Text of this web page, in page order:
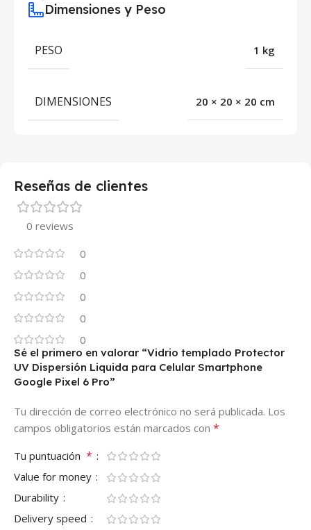
Dimensiones y Peso
PESO 1 kg
DIMENSIONES 20 × 20 × 20 cm
Reseñas de clientes
0 reviews
0
0
0
0
0
Sé el primero en valorar “Vidrio templado Protector
UV Dispersión Liquida para Celular Smartphone
Google Pixel 6 Pro”
Tu dirección de correo electrónico no será publicada. Los
campos obligatorios están marcados con *
Tu puntuación *
Value for money
Durability
Delivery speed